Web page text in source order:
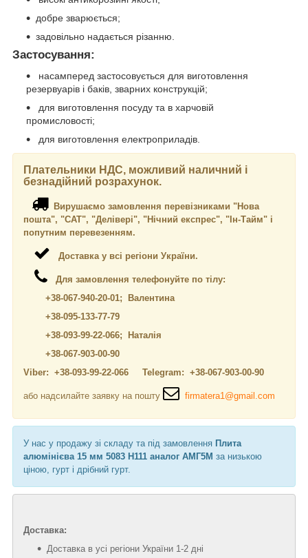
добре зварюється;
задовільно надається різанню.
Застосування:
насамперед застосовується для виготовлення
резервуарів і баків, зварних конструкцій;
для виготовлення посуду та в харчовій
промисловості;
для виготовлення електроприладів.
Плательники НДС, можливий наличний і
безнадійний розрахунок.
Вирушаємо замовлення перевізниками "Нова
пошта", "САТ", "Делівері", "Нічний експрес", "Ін-Тайм" і
попутним перевезенням.
Доставка у всі регіони України.
Для замовлення телефонуйте по тілу:
+38-067-940-20-01; Валентина
+38-095-133-77-79
+38-093-99-22-066; Наталія
+38-067-903-00-90
Viber: +38-093-99-22-066 Telegram: +38-067-903-00-90
або надсилайте заявку на пошту firmatera1@gmail.com
У нас у продажу зі складу та під замовлення Плита
алюмінієва 15 мм 5083 Н111 аналог АМГ5М за низькою
ціною, гурт і дрібний гурт.
Доставка:
Доставка в усі регіони України 1-2 дні